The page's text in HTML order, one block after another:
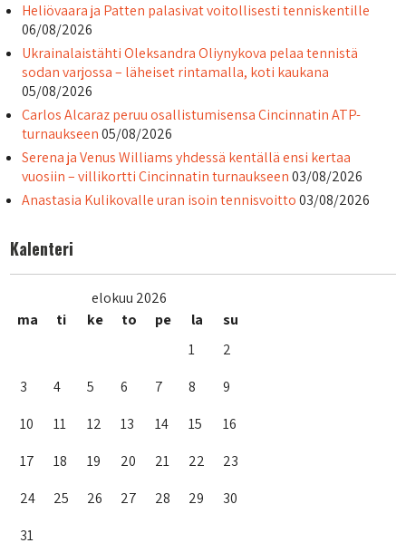
Heliövaara ja Patten palasivat voitollisesti tenniskentille
06/08/2026
Ukrainalaistähti Oleksandra Oliynykova pelaa tennistä
sodan varjossa – läheiset rintamalla, koti kaukana
05/08/2026
Carlos Alcaraz peruu osallistumisensa Cincinnatin ATP-
turnaukseen 05/08/2026
Serena ja Venus Williams yhdessä kentällä ensi kertaa
vuosiin – villikortti Cincinnatin turnaukseen 03/08/2026
Anastasia Kulikovalle uran isoin tennisvoitto 03/08/2026
Kalenteri
elokuu 2026
ma
ti ke to pe la
su
1
2
3
4 5 6 7 8
9
10
11 12 13 14 15
16
17
18 19 20 21 22
23
24
25 26 27 28 29
30
31